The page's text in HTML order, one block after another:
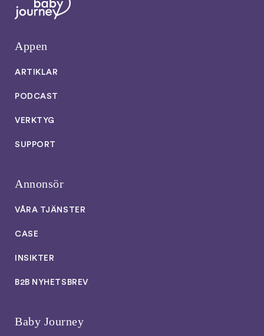
Appen
ARTIKLAR
PODCAST
VERKTYG
SUPPORT
Annonsör
VÅRA TJÄNSTER
CASE
INSIKTER
B2B NYHETSBREV
Baby Journey